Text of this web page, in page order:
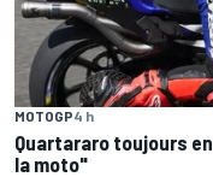
MOTOGP4 h
Quartararo toujours
la moto"